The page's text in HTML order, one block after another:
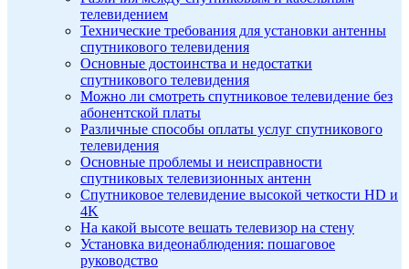
телевидением
Технические требования для установки антенны
спутникового телевидения
Основные достоинства и недостатки
спутникового телевидения
Можно ли смотреть спутниковое телевидение без
абонентской платы
Различные способы оплаты услуг спутникового
телевидения
Основные проблемы и неисправности
спутниковых телевизионных антенн
Спутниковое телевидение высокой четкости HD и
4K
На какой высоте вешать телевизор на стену
Установка видеонаблюдения: пошаговое
руководство